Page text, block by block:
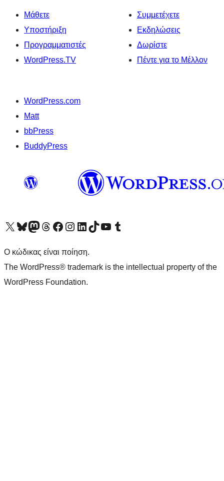
Μάθετε
Υποστήριξη
Προγραμματιστές
WordPress.TV
Συμμετέχετε
Εκδηλώσεις
Δωρίστε
Πέντε για το Μέλλον
WordPress.com
Matt
bbPress
BuddyPress
Visit our X (formerly Twitter) account
Visit our Bluesky account
Επισκεφθείτε τον λογαριασμό μας στο Mastodon
Visit our Threads account
Επισκεφτείτε τη σελίδα μας στο Facebook
Επισκεφθείτε τον λογαριασμό μας Instagram
Επισκεφθείτε τον λογαριασμό μας LinkedIn
Visit our TikTok account
Visit our YouTube channel
Visit our Tumblr account
Ο κώδικας είναι ποίηση.
The WordPress® trademark is the intellectual property of the
WordPress Foundation.